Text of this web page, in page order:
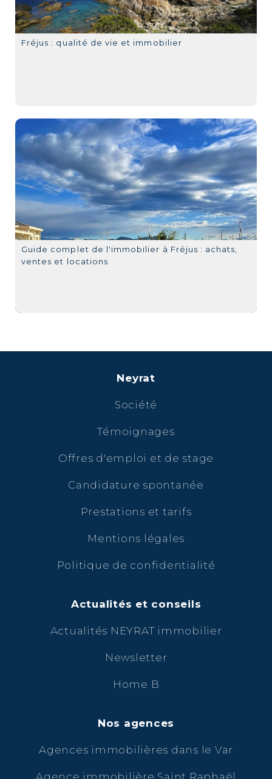
Fréjus : qualité de vie et immobilier
Guide complet de l'immobilier à Fréjus : achats,
ventes et locations
Neyrat
Société
Témoignages
Offres d'emploi et de stage
Candidature spontanée
Prestations et tarifs
Mentions légales
Politique de confidentialité
Actualités et conseils
Actualités NEYRAT immobilier
Newsletter
Home B
Nos agences
Agences immobilières dans le Var
Agence immobilière Saint Raphaël